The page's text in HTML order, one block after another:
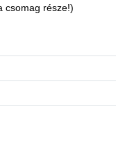
csomag része!)